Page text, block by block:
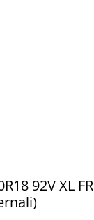
92V XL FR